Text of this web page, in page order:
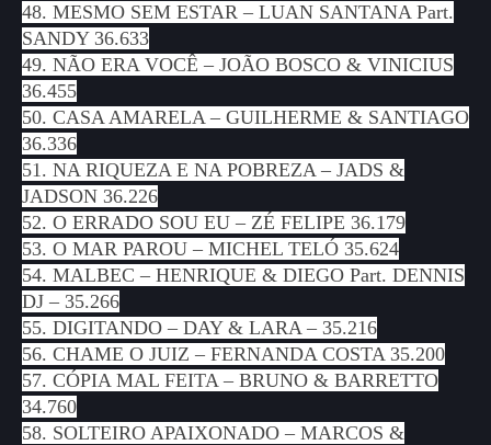
48. MESMO SEM ESTAR – LUAN SANTANA Part.
SANDY 36.633
49. NÃO ERA VOCÊ – JOÃO BOSCO & VINICIUS
36.455
50. CASA AMARELA – GUILHERME & SANTIAGO
36.336
51. NA RIQUEZA E NA POBREZA – JADS &
JADSON 36.226
52. O ERRADO SOU EU – ZÉ FELIPE 36.179
53. O MAR PAROU – MICHEL TELÓ 35.624
54. MALBEC – HENRIQUE & DIEGO Part. DENNIS
DJ – 35.266
55. DIGITANDO – DAY & LARA – 35.216
56. CHAME O JUIZ – FERNANDA COSTA 35.200
57. CÓPIA MAL FEITA – BRUNO & BARRETTO
34.760
58. SOLTEIRO APAIXONADO – MARCOS &